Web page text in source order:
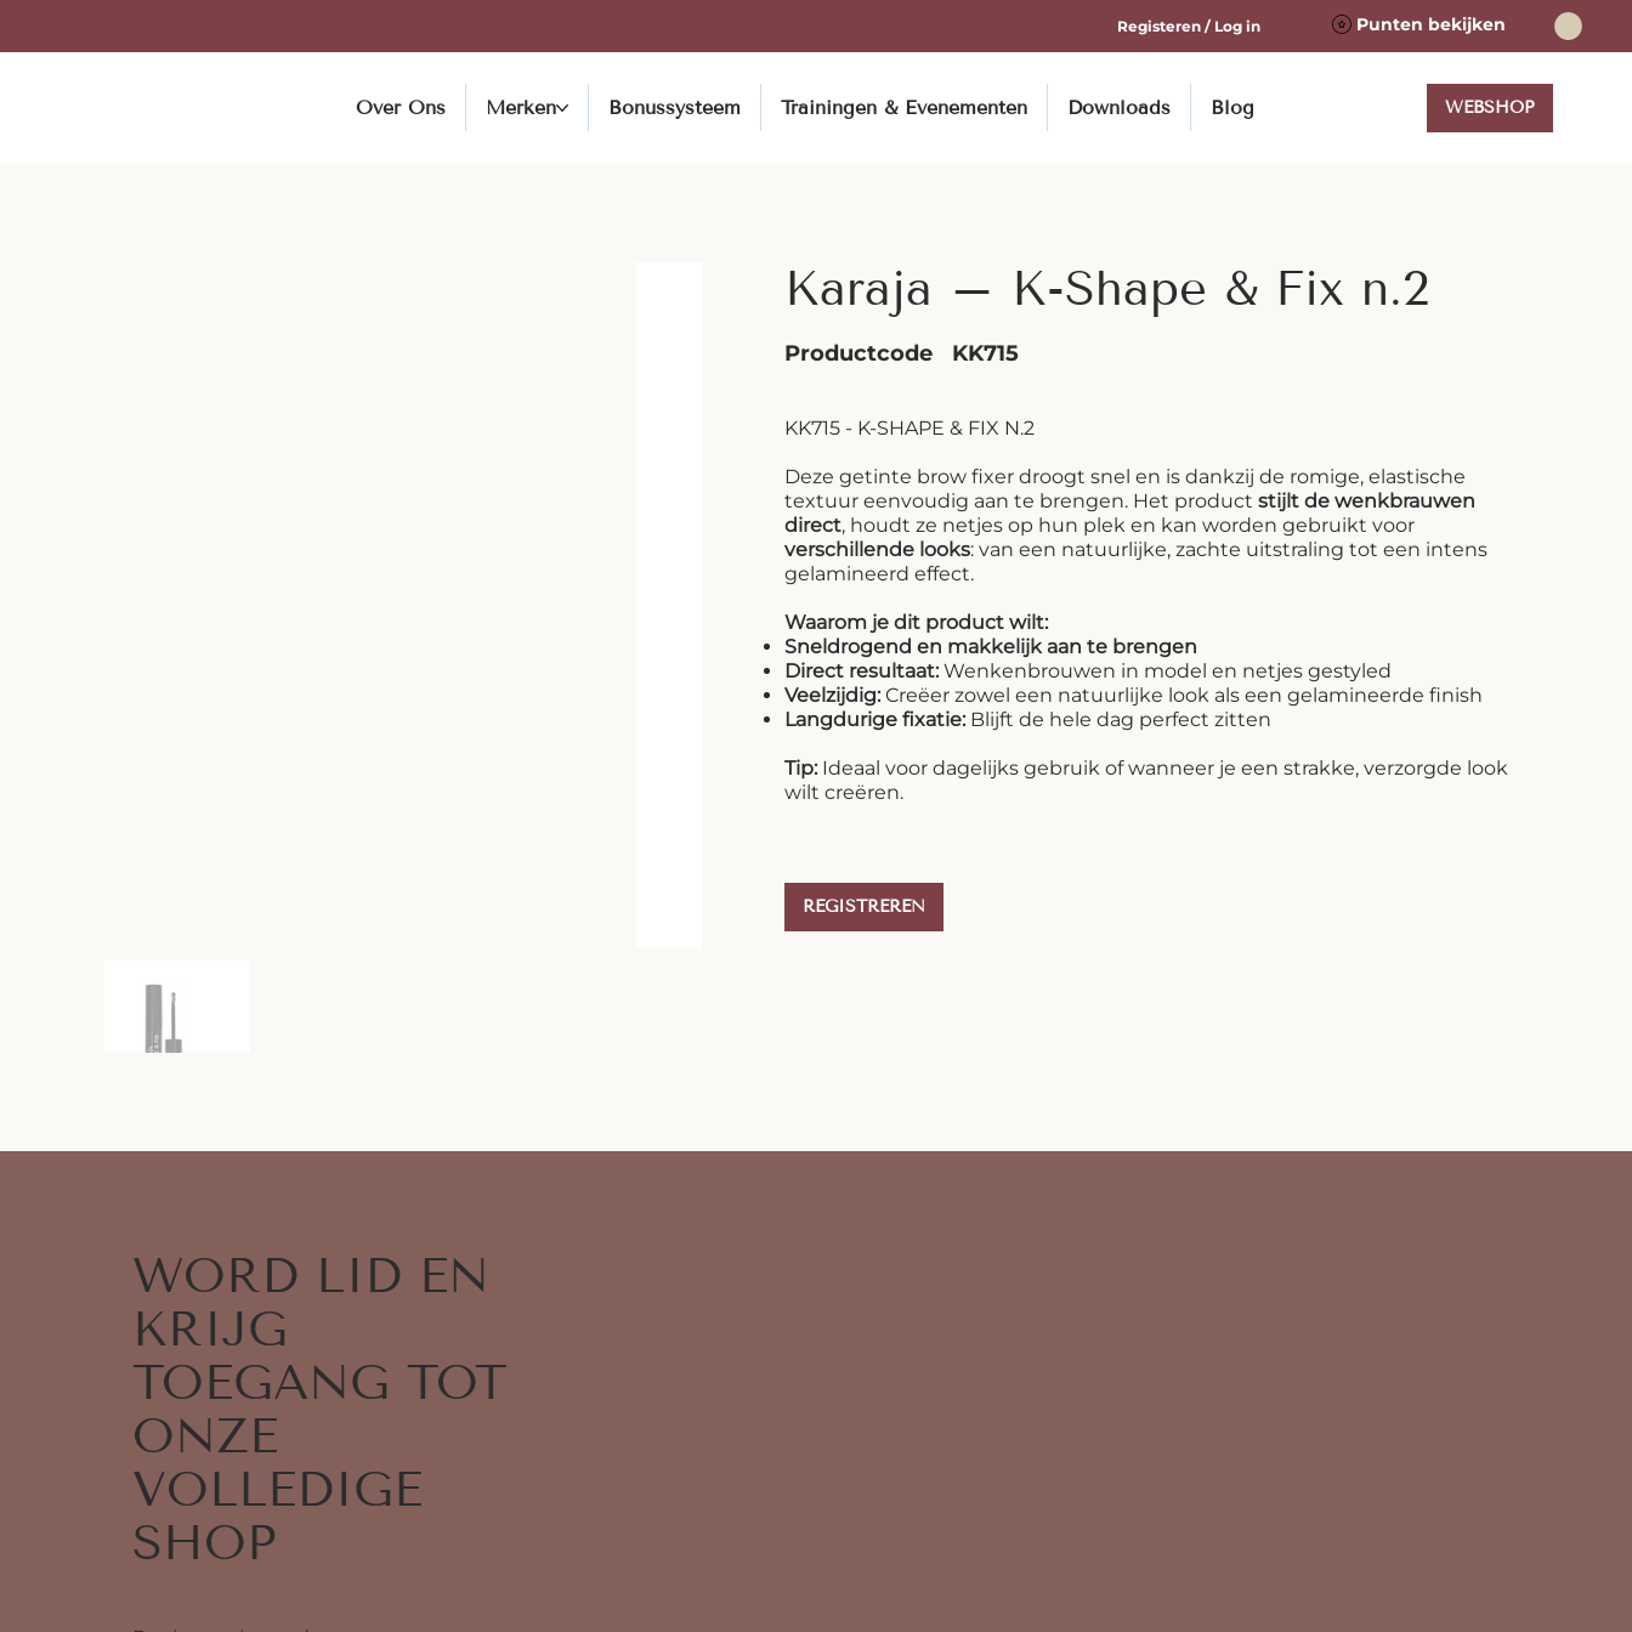
Punten bekijken
Registeren / Log in
Over Ons Merken Bonussysteem Trainingen & Evenementen Downloads Blog WEBSHOP
Karaja – K-Shape & Fix n.2
Productcode KK715
KK715 - K-SHAPE & FIX N.2
Deze getinte brow fixer droogt snel en is dankzij de romige, elastische
textuur eenvoudig aan te brengen. Het product stijlt de wenkbrauwen
direct, houdt ze netjes op hun plek en kan worden gebruikt voor
verschillende looks: van een natuurlijke, zachte uitstraling tot een intens
gelamineerd effect.
Waarom je dit product wilt:
Sneldrogend en makkelijk aan te brengen
Direct resultaat:Wenkenbrouwen in model en netjes gestyled
Veelzijdig:Creëer zowel een natuurlijke look als een gelamineerde finish
Langdurige fixatie:Blijft de hele dag perfect zitten
Tip:Ideaal voor dagelijks gebruik of wanneer je een strakke, verzorgde look
wilt creëren.
REGISTREREN
WORD LID EN
KRIJG
TOEGANG TOT
ONZE
VOLLEDIGE
SHOP